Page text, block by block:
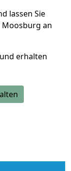
lassen Sie
an
und erhalten